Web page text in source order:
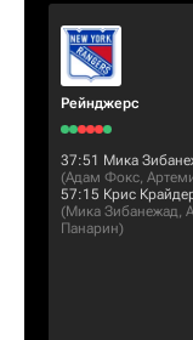
Рейнджерс
37:51 Мика
(Адам Фокс,
57:15 Крис
(Мика Зибанежад,
Панарин)